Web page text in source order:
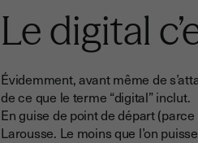
Le digital
Évidemment, avant même de
de ce que le terme “digital” inclut.
En guise de point de départ
Larousse. Le moins que l’on